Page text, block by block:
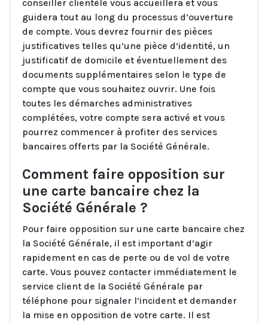
conseiller clientèle vous accueillera et vous
guidera tout au long du processus d’ouverture
de compte. Vous devrez fournir des pièces
justificatives telles qu’une pièce d’identité, un
justificatif de domicile et éventuellement des
documents supplémentaires selon le type de
compte que vous souhaitez ouvrir. Une fois
toutes les démarches administratives
complétées, votre compte sera activé et vous
pourrez commencer à profiter des services
bancaires offerts par la Société Générale.
Comment faire opposition sur
une carte bancaire chez la
Société Générale ?
Pour faire opposition sur une carte bancaire chez
la Société Générale, il est important d’agir
rapidement en cas de perte ou de vol de votre
carte. Vous pouvez contacter immédiatement le
service client de la Société Générale par
téléphone pour signaler l’incident et demander
la mise en opposition de votre carte. Il est